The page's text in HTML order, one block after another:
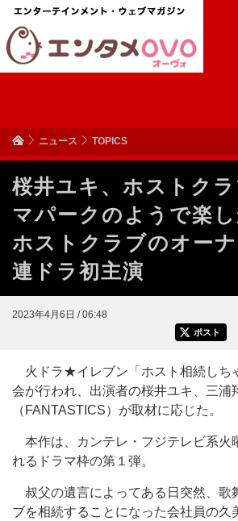
ニュース TOPICS
桜井ユキ、ホストク
マパークのようで楽
ホストクラブのオー
連ドラ初主演
2023年4月6日 / 06:48
ポスト
火ドラ★イレブン「ホスト相続しち
会が行われ、出演者の桜井ユキ、三浦
（FANTASTICS）が取材に応じた。
本作は、カンテレ・フジテレビ系火
れるドラマ枠の第１弾。
叔父の遺言によってある日突然、歌
ブを相続することになった会社員の久